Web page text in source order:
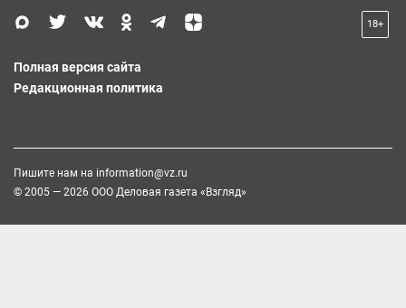
18+
Полная версия сайта
Редакционная политика
Пишите нам на information@vz.ru
© 2005 — 2026 ООО Деловая газета «Взгляд»